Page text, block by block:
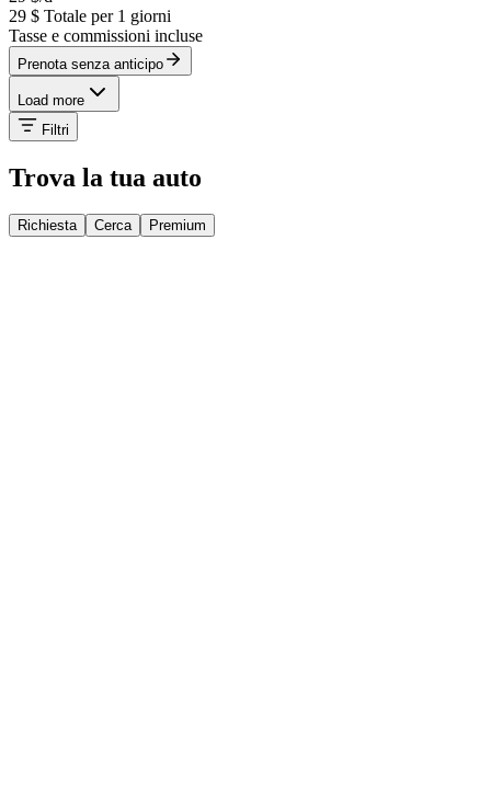
29 $ Totale per 1 giorni
Tasse e commissioni incluse
Prenota senza anticipo
Load more
Filtri
Trova la tua auto
Richiesta Cerca Premium